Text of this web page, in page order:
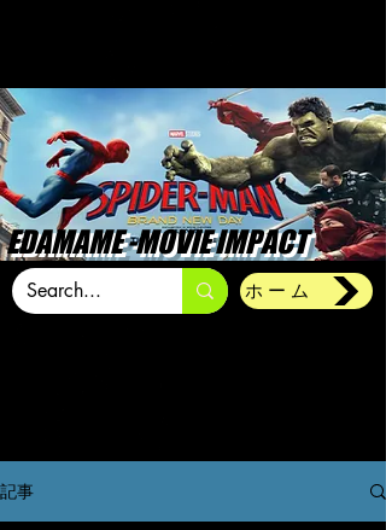
EDAMAME -MOVIE IMPACT
ホーム
記事